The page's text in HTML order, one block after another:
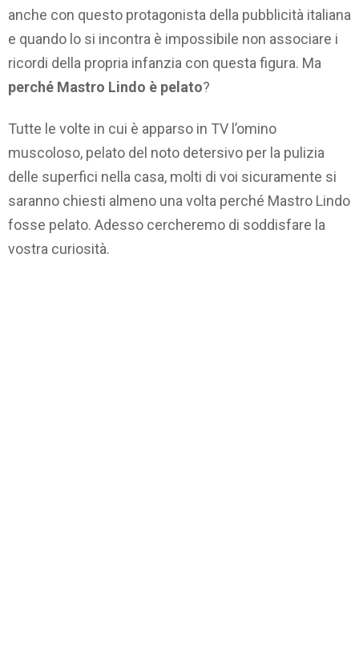
anche con questo protagonista della pubblicità italiana
e quando lo si incontra è impossibile non associare i
ricordi della propria infanzia con questa figura. Ma
perché Mastro Lindo è pelato?
Tutte le volte in cui è apparso in TV l’omino
muscoloso, pelato del noto detersivo per la pulizia
delle superfici nella casa, molti di voi sicuramente si
saranno chiesti almeno una volta perché Mastro Lindo
fosse pelato. Adesso cercheremo di soddisfare la
vostra curiosità.